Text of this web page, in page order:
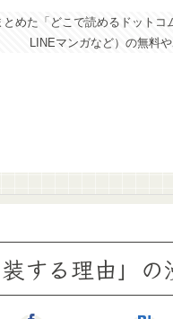
めた「どこで読めるドット
LINEマンガなど）の無料
装する理由」